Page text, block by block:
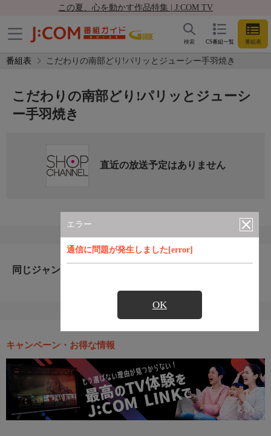
この夏、心を動かす作品特集 | J:COM TV
CS番組一覧 番組表
検索
番組表 こだわりの南部どり!パリッとジューシー手羽焼き
エラー
通信に問題が発生しました[error]
OK
こだわりの南部どり!パリッとジューシ
ー手羽焼き
直近の放送予定はありません
同じジャンルのおすすめ番組
キャンペーン・お得な情報